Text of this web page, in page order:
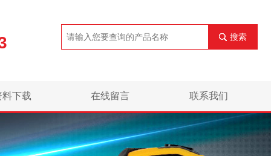
搜索
料下载 在线留言 联系我们